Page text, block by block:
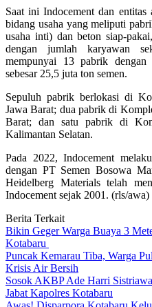
Saat ini Indocement dan entitas
bidang usaha yang meliputi
usaha inti) dan beton siap-
dengan jumlah karyawan
mempunyai 13 pabrik dengan
sebesar 25,5 juta ton semen.
Sepuluh pabrik berlokasi di
Jawa Barat; dua pabrik di
Barat; dan satu pabrik di
Kalimantan Selatan.
Pada 2022, Indocement
dengan PT Semen Bosowa
Heidelberg Materials telah
Indocement sejak 2001. (rls/awa)
Berita Terkait
Bikin Geger Warga Buaya 3
Kotabaru
Puncak Kemarau Tiba, Warga
Krisis Air Bersih
Sosok AKBP Ade Harri
Jabat Kapolres Kotabaru